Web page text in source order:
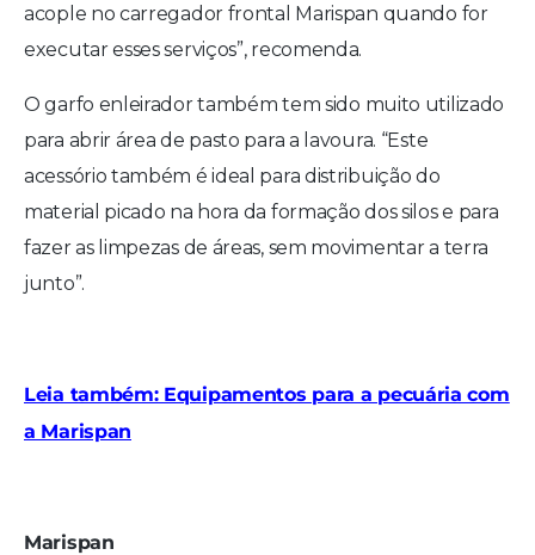
acople no carregador frontal Marispan quando for
executar esses serviços”, recomenda.
O garfo enleirador também tem sido muito utilizado
para abrir área de pasto para a lavoura. “Este
acessório também é ideal para distribuição do
material picado na hora da formação dos silos e para
fazer as limpezas de áreas, sem movimentar a terra
junto”.
Leia também: Equipamentos para a pecuária com
a Marispan
Marispan